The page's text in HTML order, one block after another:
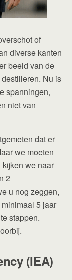
of
diverse kanten
beeld van de
Nu is
spanningen,
niet van
dat er
we moeten
kijken we naar
2
u nog zeggen,
5 jaar
stappen.
(IEA)